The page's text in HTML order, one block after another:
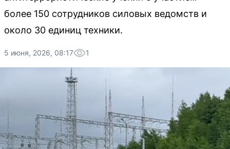
более 150 сотрудников силовых ведомств и
около 30 единиц техники.
5 июня, 2026, 08:17 1